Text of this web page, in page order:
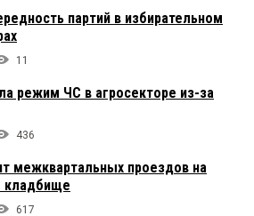
партий в избирательном
11
режим ЧС в агросекторе из-за
436
межквартальных проездов на
кладбище
617